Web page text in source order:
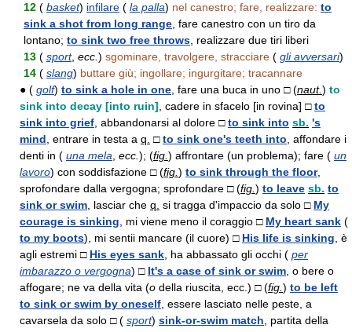
12 ( basket) infilare ( la palla) nel canestro; fare, realizzare: to
sink a shot from long range , fare canestro con un tiro da
lontano; to sink two free throws , realizzare due tiri liberi
13 ( sport, ecc. ) sgominare, travolgere, stracciare ( gli avversari)
14 ( slang) buttare giù; ingollare; ingurgitare; tracannare
● ( golf) to sink a hole in one , fare una buca in uno □ (naut.) to
sink into decay [into ruin] , cadere in sfacelo [in rovina] □to
sink into grief , abbandonarsi al dolore □to sink into sb. 's
mind , entrare in testa a q. □to sink one's teeth into , affondare i
denti in ( una mela ecc. ); (fig. ) affrontare (un problema); fare ( un
lavoro) con soddisfazione □ (fig. ) to sink through the floor,
sprofondare dalla vergogna; sprofondare □ (fig. ) to leave sb. to
sink or swim , lasciar che q. si tragga d'impaccio da solo □ My
courage is sinking , mi viene meno il coraggio □ My heart sank (
to my boots), mi sentii mancare (il cuore) □ His life is sinking , è
agli estremi □ His eyes sank , ha abbassato gli occhi ( per
imbarazzo o vergogna) □ It's a case of sink or swim , o bere o
affogare; ne va della vita (o della riuscita, ecc.) □ (fig. ) to be left
to sink or swim by oneself , essere lasciato nelle peste, a
cavarsela da solo □ ( sport) sink-or-swim match , partita della